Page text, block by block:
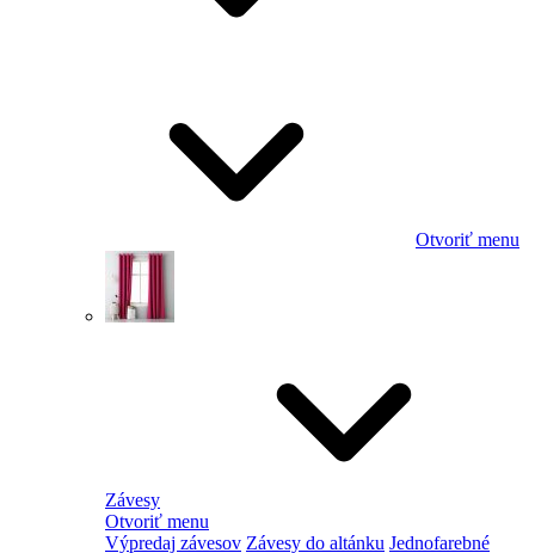
Otvoriť menu
Závesy
Otvoriť menu
Výpredaj závesov Závesy do altánku Jednofarebné